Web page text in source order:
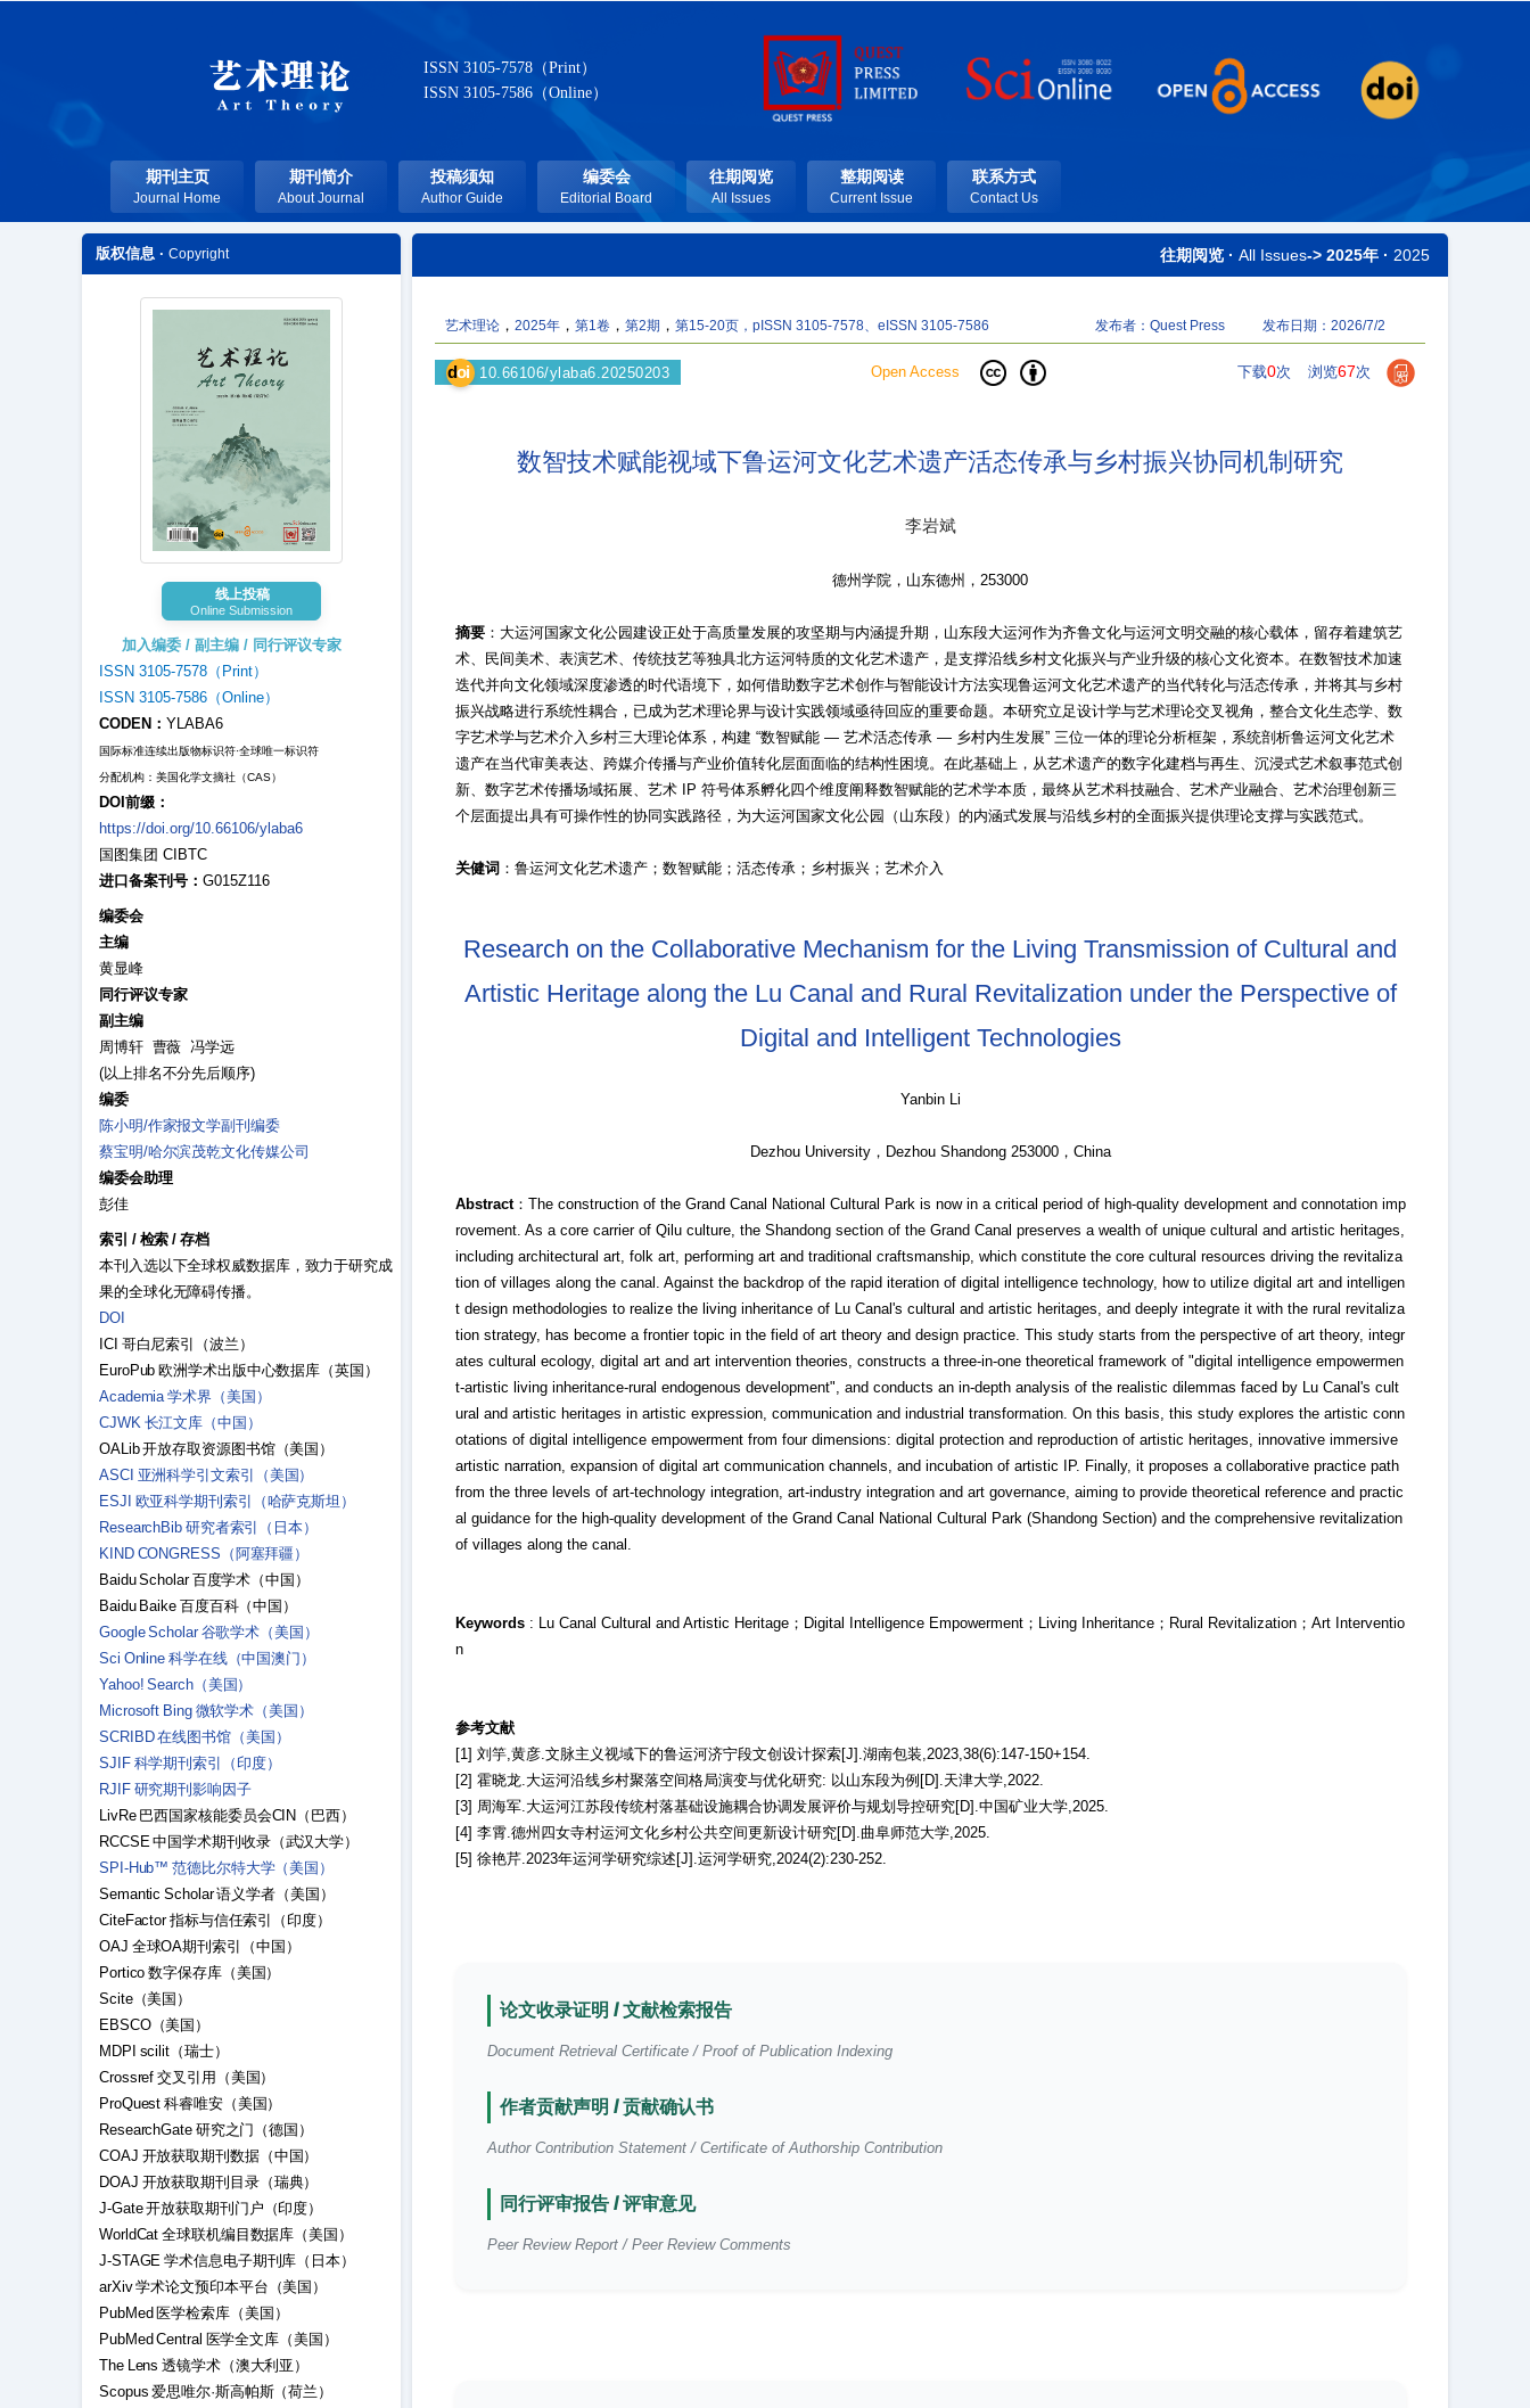
ISSN 3105-7578（Print）
ISSN 3105-7586（Online）
期刊主页
Journal Home
期刊简介
About Journal
投稿须知
Author Guide
编委会
Editorial Board
往期阅览
All Issues
整期阅读
Current Issue
联系方式
Contact Us
版权信息 · Copyright
线上投稿
Online Submission
加入编委 / 副主编 / 同行评议专家
ISSN 3105-7578（Print）
ISSN 3105-7586（Online）
CODEN： YLABA6
国际标准连续出版物标识符·全球唯一标识符
分配机构：美国化学文摘社（CAS）
DOI前缀：
https://doi.org/10.66106/ylaba6
国图集团 CIBTC
进口备案刊号： G015Z116
编委会
主编
黄显峰
同行评议专家
副主编
周博轩 曹薇 冯学远
(以上排名不分先后顺序)
编委
陈小明/作家报文学副刊编委
蔡宝明/哈尔滨茂乾文化传媒公司
编委会助理
彭佳
索引 / 检索 /存档
本刊入选以下全球权威数据库，致力于研究成
果的全球化无障碍传播。
DOI
ICI 哥白尼索引（波兰）
EuroPub 欧洲学术出版中心数据库（英国）
Academia 学术界（美国）
CJWK 长江文库（中国）
OALib 开放存取资源图书馆（美国）
ASCI 亚洲科学引文索引（美国）
ESJI 欧亚科学期刊索引（哈萨克斯坦）
ResearchBib 研究者索引（日本）
KIND CONGRESS（阿塞拜疆）
Baidu Scholar 百度学术（中国）
Baidu Baike 百度百科（中国）
Google Scholar 谷歌学术（美国）
Sci Online 科学在线（中国澳门）
Yahoo! Search（美国）
Microsoft Bing 微软学术（美国）
SCRIBD 在线图书馆（美国）
SJIF 科学期刊索引（印度）
RJIF 研究期刊影响因子
LivRe 巴西国家核能委员会CIN（巴西）
RCCSE 中国学术期刊收录（武汉大学）
SPI-Hub™ 范德比尔特大学（美国）
Semantic Scholar 语义学者（美国）
CiteFactor 指标与信任索引（印度）
OAJ 全球OA期刊索引（中国）
Portico 数字保存库（美国）
Scite（美国）
EBSCO（美国）
MDPI scilit（瑞士）
Crossref 交叉引用（美国）
ProQuest 科睿唯安（美国）
ResearchGate 研究之门（德国）
COAJ 开放获取期刊数据（中国）
DOAJ 开放获取期刊目录（瑞典）
J-Gate 开放获取期刊门户（印度）
WorldCat 全球联机编目数据库（美国）
J-STAGE 学术信息电子期刊库（日本）
arXiv 学术论文预印本平台（美国）
PubMed 医学检索库（美国）
PubMed Central 医学全文库（美国）
The Lens 透镜学术（澳大利亚）
Scopus 爱思唯尔·斯高帕斯（荷兰）
往期阅览 · All Issues-> 2025年 · 2025
艺术理论， 2025年， 第1卷， 第2期 ， 第15-20页，pISSN 3105-7578、eISSN 3105-7586 发布者：Quest Press 发布日期：2026/7/2
doi 10.66106/ylaba6.20250203 Open Access 下载0次 浏览67次
数智技术赋能视域下鲁运河文化艺术遗产活态传承与乡村振兴协同机制研究
李岩斌
德州学院，山东德州，253000
摘要：大运河国家文化公园建设正处于高质量发展的攻坚期与内涵提升期，山东段大运河作为齐鲁文化与运河文明交融的核心载体，留存着建筑艺
术、民间美术、表演艺术、传统技艺等独具北方运河特质的文化艺术遗产，是支撑沿线乡村文化振兴与产业升级的核心文化资本。在数智技术加速
迭代并向文化领域深度渗透的时代语境下，如何借助数字艺术创作与智能设计方法实现鲁运河文化艺术遗产的当代转化与活态传承，并将其与乡村
振兴战略进行系统性耦合，已成为艺术理论界与设计实践领域亟待回应的重要命题。本研究立足设计学与艺术理论交叉视角，整合文化生态学、数
字艺术学与艺术介入乡村三大理论体系，构建 “数智赋能 — 艺术活态传承 — 乡村内生发展” 三位一体的理论分析框架，系统剖析鲁运河文化艺术
遗产在当代审美表达、跨媒介传播与产业价值转化层面面临的结构性困境。在此基础上，从艺术遗产的数字化建档与再生、沉浸式艺术叙事范式创
新、数字艺术传播场域拓展、艺术 IP 符号体系孵化四个维度阐释数智赋能的艺术学本质，最终从艺术科技融合、艺术产业融合、艺术治理创新三
个层面提出具有可操作性的协同实践路径，为大运河国家文化公园（山东段）的内涵式发展与沿线乡村的全面振兴提供理论支撑与实践范式。
关健词 ：鲁运河文化艺术遗产；数智赋能；活态传承；乡村振兴；艺术介入
Research on the Collaborative Mechanism for the Living Transmission of Cultural and
Artistic Heritage along the Lu Canal and Rural Revitalization under the Perspective of
Digital and Intelligent Technologies
Yanbin Li
Dezhou University，Dezhou Shandong 253000，China
Abstract：The construction of the Grand Canal National Cultural Park is now in a critical period of high-quality development and connotation imp
rovement. As a core carrier of Qilu culture, the Shandong section of the Grand Canal preserves a wealth of unique cultural and artistic heritages,
including architectural art, folk art, performing art and traditional craftsmanship, which constitute the core cultural resources driving the revitaliza
tion of villages along the canal. Against the backdrop of the rapid iteration of digital intelligence technology, how to utilize digital art and intelligen
t design methodologies to realize the living inheritance of Lu Canal's cultural and artistic heritages, and deeply integrate it with the rural revitaliza
tion strategy, has become a frontier topic in the field of art theory and design practice. This study starts from the perspective of art theory, integr
ates cultural ecology, digital art and art intervention theories, constructs a three-in-one theoretical framework of "digital intelligence empowermen
t-artistic living inheritance-rural endogenous development", and conducts an in-depth analysis of the realistic dilemmas faced by Lu Canal's cult
ural and artistic heritages in artistic expression, communication and industrial transformation. On this basis, this study explores the artistic conn
otations of digital intelligence empowerment from four dimensions: digital protection and reproduction of artistic heritages, innovative immersive
artistic narration, expansion of digital art communication channels, and incubation of artistic IP. Finally, it proposes a collaborative practice path
from the three levels of art-technology integration, art-industry integration and art governance, aiming to provide theoretical reference and practic
al guidance for the high-quality development of the Grand Canal National Cultural Park (Shandong Section) and the comprehensive revitalization
of villages along the canal.
Keywords: Lu Canal Cultural and Artistic Heritage；Digital Intelligence Empowerment；Living Inheritance；Rural Revitalization；Art Interventio
n
参考文献
[1] 刘竽,黄彦.文脉主义视域下的鲁运河济宁段文创设计探索[J].湖南包装,2023,38(6):147-150+154.
[2] 霍晓龙.大运河沿线乡村聚落空间格局演变与优化研究: 以山东段为例[D].天津大学,2022.
[3] 周海军.大运河江苏段传统村落基础设施耦合协调发展评价与规划导控研究[D].中国矿业大学,2025.
[4] 李霄.德州四女寺村运河文化乡村公共空间更新设计研究[D].曲阜师范大学,2025.
[5] 徐艳芹.2023年运河学研究综述[J].运河学研究,2024(2):230-252.
论文收录证明 / 文献检索报告
Document Retrieval Certificate / Proof of Publication Indexing
作者贡献声明 / 贡献确认书
Author Contribution Statement / Certificate of Authorship Contribution
同行评审报告 / 评审意见
Peer Review Report / Peer Review Comments